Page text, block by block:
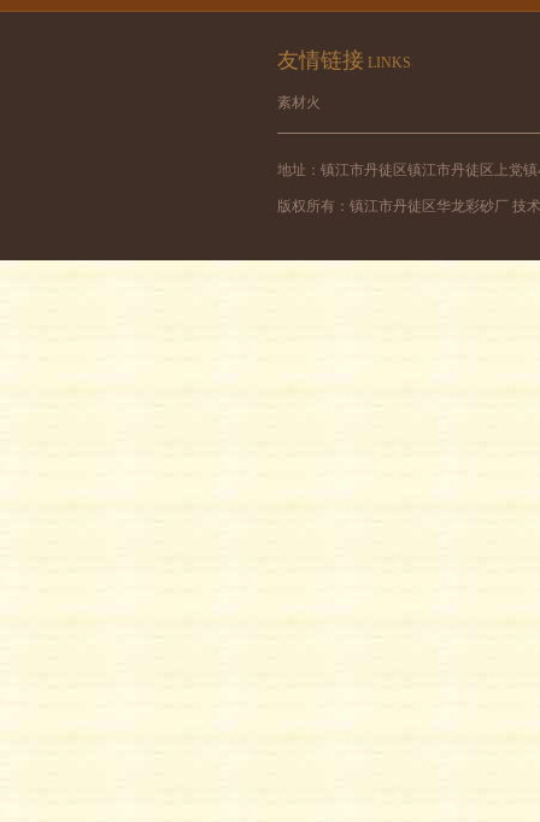
友情链接 LINKS
素材火
地址：镇江市丹徒区镇江市丹徒区上
版权所有：镇江市丹徒区华龙彩砂厂 技